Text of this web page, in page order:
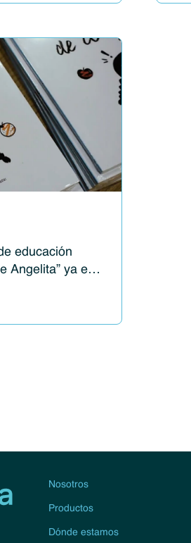
educación
Angelita” ya está
Nosotros
Productos
Dónde estamos